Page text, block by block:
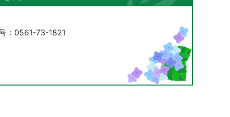
：0561-73-1821